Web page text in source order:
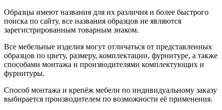
Образцы имеют названия для их различия и более быстрого
поиска по сайту, все названия образцов не являются
зарегистрированным товарным знаком.
Все мебельные изделия могут отличаться от представленных
образцов по цвету, размеру, комплектации, фурнитуре, а также
способами монтажа и производителями комплектующих и
фурнитуры.
Способ монтажа и крепёж мебели по индивидуальному заказу
выбирается производителем по возможности её применения.